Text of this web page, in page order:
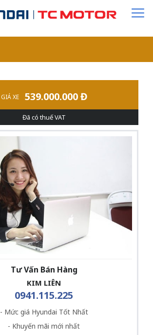
GIÁ XE 539.000.000 Đ
Đã có thuế VAT
Tư Vấn Bán Hàng
KIM LIÊN
0941.115.225
- Mức giá Hyundai Tốt Nhất
- Khuyến mãi mới nhất